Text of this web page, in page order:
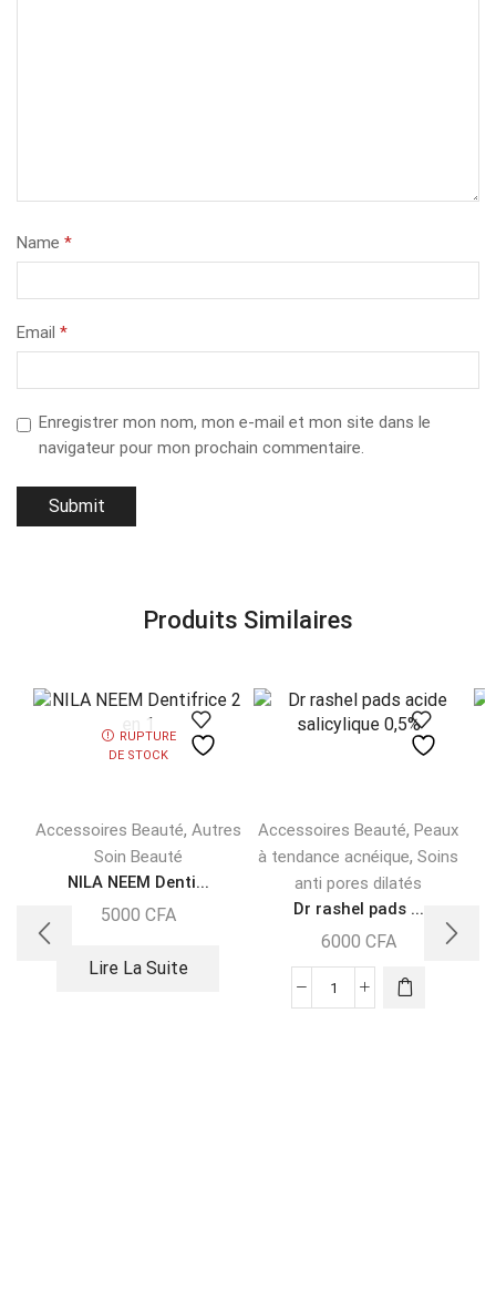
Name *
Email *
Enregistrer mon nom, mon e-mail et mon site dans le
navigateur pour mon prochain commentaire.
Produits Similaires
RUPTURE
DE STOCK
Accessoires Beauté, Autres
Soin Beauté
NILA NEEM Denti...
5000 CFA
Lire La Suite
Accessoires Beauté, Peaux
à tendance acnéique, Soins
anti pores dilatés
Dr rashel pads ...
6000 CFA